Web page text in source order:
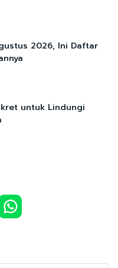
2026, Ini Daftar
untuk Lindungi